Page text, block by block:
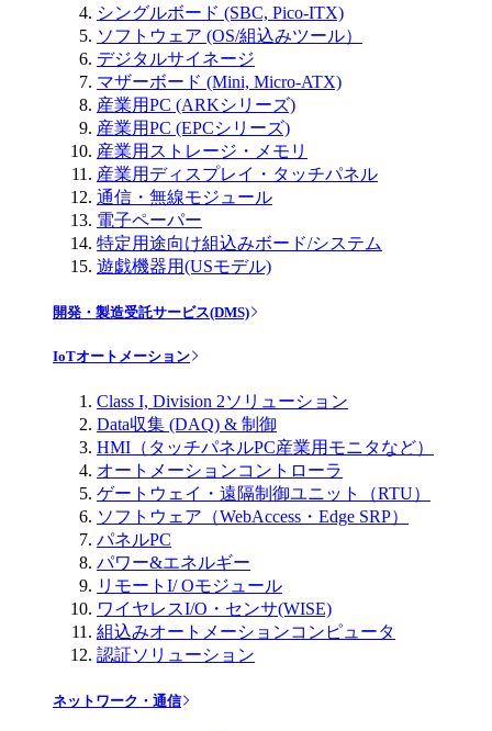
シングルボード (SBC, Pico-ITX)
ソフトウェア (OS/組込みツール）
デジタルサイネージ
マザーボード (Mini, Micro-ATX)
産業用PC (ARKシリーズ)
産業用PC (EPCシリーズ)
産業用ストレージ・メモリ
産業用ディスプレイ・タッチパネル
通信・無線モジュール
電子ペーパー
特定用途向け組込みボード/システム
遊戯機器用(USモデル)
開発・製造受託サービス(DMS)
IoTオートメーション
Class I, Division 2ソリューション
Data収集 (DAQ) & 制御
HMI（タッチパネルPC産業用モニタなど）
オートメーションコントローラ
ゲートウェイ・遠隔制御ユニット（RTU）
ソフトウェア（WebAccess・Edge SRP）
パネルPC
パワー&エネルギー
リモートI/ Oモジュール
ワイヤレスI/O・センサ(WISE)
組込みオートメーションコンピュータ
認証ソリューション
ネットワーク・通信